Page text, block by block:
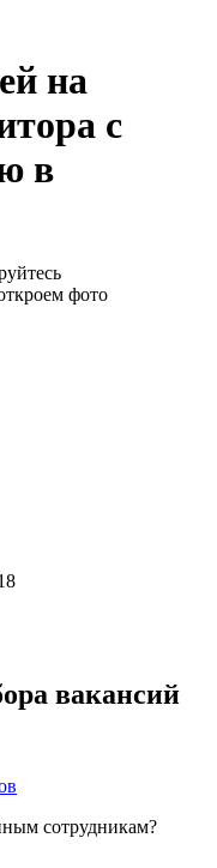
на
с
в
фото
вакансий
сотрудникам?